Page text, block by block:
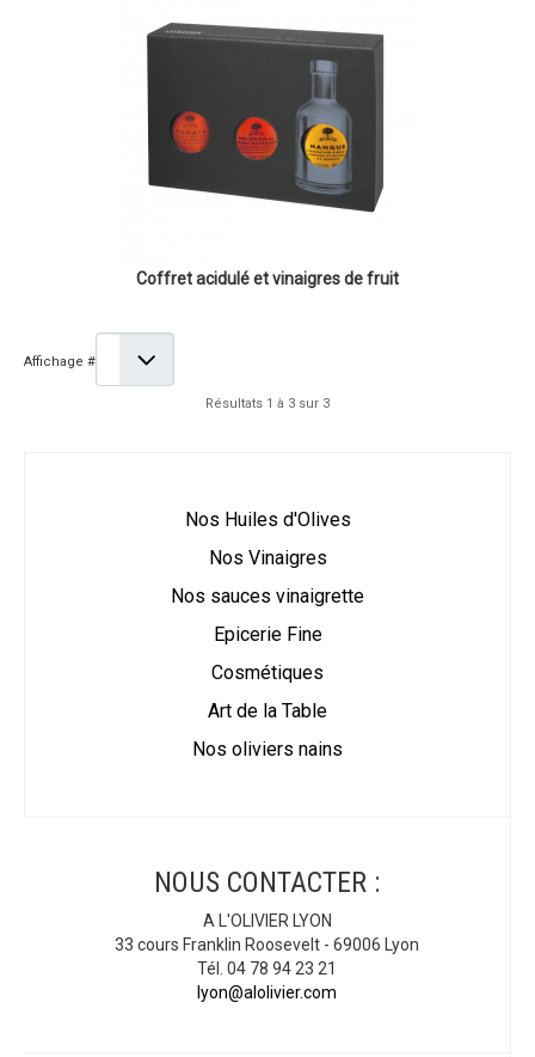
Coffret acidulé et vinaigres de fruit
Affichage #
Résultats 1 à 3 sur 3
Nos Huiles d'Olives
Nos Vinaigres
Nos sauces vinaigrette
Epicerie Fine
Cosmétiques
Art de la Table
Nos oliviers nains
NOUS CONTACTER :
A L'OLIVIER LYON
33 cours Franklin Roosevelt - 69006 Lyon
Tél. 04 78 94 23 21
lyon@alolivier.com